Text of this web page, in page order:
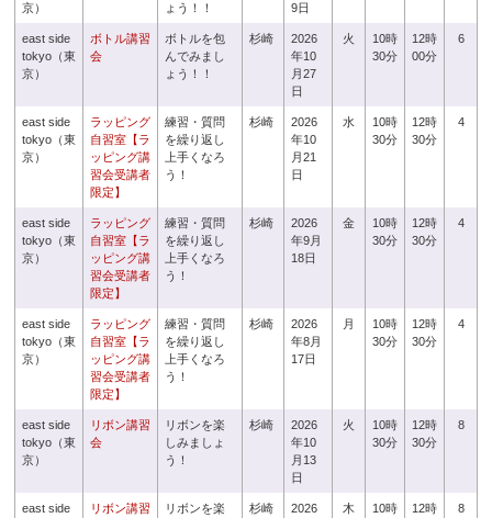
京）
ょう！！
9日
east side
tokyo（東
京）
ボトル講習
会
ボトルを包
んでみまし
ょう！！
杉崎
2026
年10
月27
日
火
10時
30分
12時
00分
6
east side
tokyo（東
京）
ラッピング
自習室【ラ
ッピング講
習会受講者
限定】
練習・質問
を繰り返し
上手くなろ
う！
杉崎
2026
年10
月21
日
水
10時
30分
12時
30分
4
east side
tokyo（東
京）
ラッピング
自習室【ラ
ッピング講
習会受講者
限定】
練習・質問
を繰り返し
上手くなろ
う！
杉崎
2026
年9月
18日
金
10時
30分
12時
30分
4
east side
tokyo（東
京）
ラッピング
自習室【ラ
ッピング講
習会受講者
限定】
練習・質問
を繰り返し
上手くなろ
う！
杉崎
2026
年8月
17日
月
10時
30分
12時
30分
4
east side
tokyo（東
京）
リボン講習
会
リボンを楽
しみましょ
う！
杉崎
2026
年10
月13
日
火
10時
30分
12時
30分
8
east side
リボン講習
リボンを楽
杉崎
2026
木
10時
12時
8